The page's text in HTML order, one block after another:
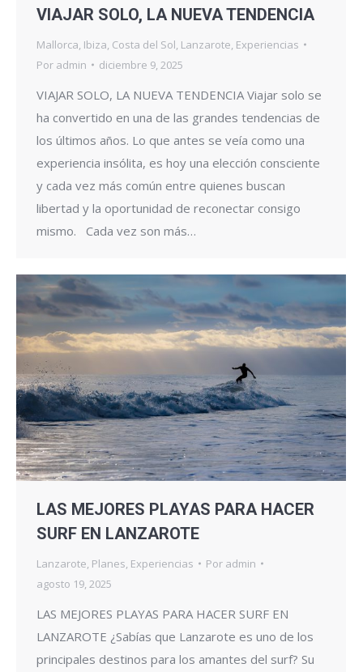
VIAJAR SOLO, LA NUEVA TENDENCIA
Mallorca Ibiza Costa del Sol Lanzarote Experiencias
Por admin diciembre 9, 2025
VIAJAR SOLO, LA NUEVA TENDENCIA Viajar solo se
ha convertido en una de las grandes tendencias de
los últimos años. Lo que antes se veía como una
experiencia insólita, es hoy una elección consciente
y cada vez más común entre quienes buscan
libertad y la oportunidad de reconectar consigo
mismo. Cada vez son más…
LAS MEJORES PLAYAS PARA HACER
SURF EN LANZAROTE
Lanzarote, Planes, Experiencias Por admin
agosto 19, 2025
LAS MEJORES PLAYAS PARA HACER SURF EN
LANZAROTE ¿Sabías que Lanzarote es uno de los
principales destinos para los amantes del surf? Su